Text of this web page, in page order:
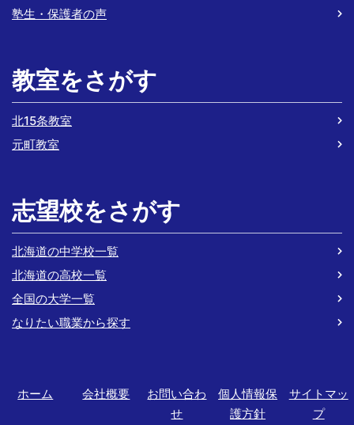
塾生・保護者の声
教室をさがす
北15条教室
元町教室
志望校をさがす
北海道の中学校一覧
北海道の高校一覧
全国の大学一覧
なりたい職業から探す
ホーム 会社概要
お問い合わ
せ
個人情報保
護方針
サイトマッ
プ